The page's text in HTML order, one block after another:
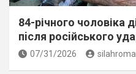
84-річного чоловіка
пiсля росiйського
07/31/2026